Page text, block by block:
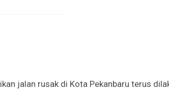
jalan rusak di Kota Pekanbaru terus